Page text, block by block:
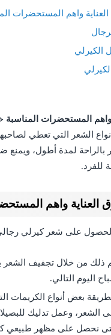
واهم المستحضرات
الكيرلي
المستحضرات المناسبة
الشعر التي تعطي
لمدة أطول، ويمنع
للفرد.
واهم
على شعر كيرلي
ذلك من خلال تجفيف الشعر
اليوم التالي.
بعض أنواع الكريمات
الشعر، وعمل تدليك
نحصل على مظهر طبيعي